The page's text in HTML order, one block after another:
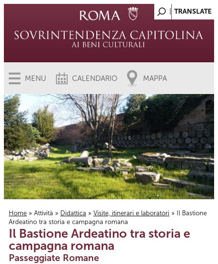
MENU CALENDARIO MAPPA
Tu sei qui
Home » Attività » Didattica » Visite, itinerari e laboratori » Il Bastione
Ardeatino tra storia e campagna romana
Il Bastione Ardeatino tra storia e
campagna romana
Passeggiate Romane